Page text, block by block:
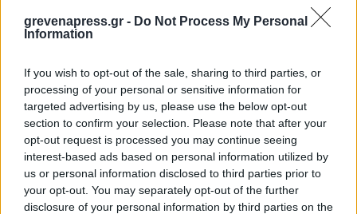
grevenapress.gr - Do Not Process My Personal
Information
If you wish to opt-out of the sale, sharing to third parties, or
processing of your personal or sensitive information for
targeted advertising by us, please use the below opt-out
section to confirm your selection. Please note that after your
opt-out request is processed you may continue seeing
interest-based ads based on personal information utilized by
us or personal information disclosed to third parties prior to
your opt-out. You may separately opt-out of the further
disclosure of your personal information by third parties on the
Αποστάσεις
ΠΕΡΙΣΣΟΤΕΡΑ
Παιδί